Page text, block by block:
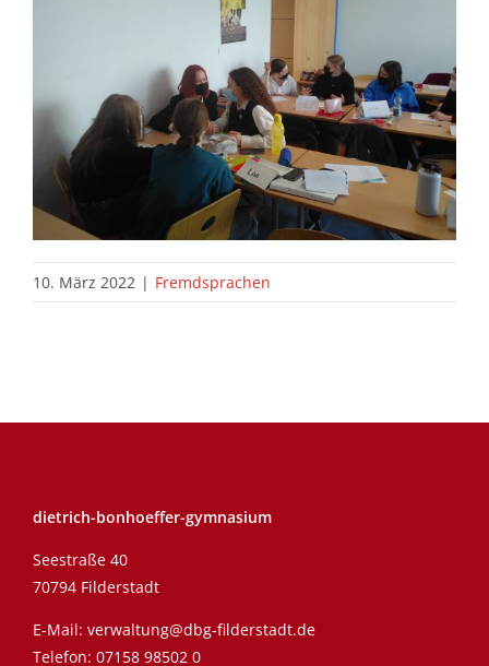
10. März 2022 | Fremdsprachen
dietrich-bonhoeffer-gymnasium
Seestraße 40
70794 Filderstadt
E-Mail: verwaltung@dbg-filderstadt.de
Telefon: 07158 98502 0